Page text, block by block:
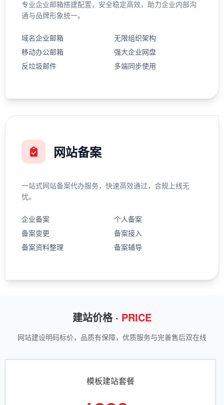
专业企业邮箱搭建配置，安全稳定高效，助力企业内部沟
通与品牌形象统一。
域名企业邮箱
无限组织架构
移动办公邮箱
强大企业网盘
反垃圾邮件
多端同步使用
网站备案
一站式网站备案代办服务，快速高效通过，合规上线无
忧。
企业备案
个人备案
备案变更
备案接入
备案资料整理
备案辅导
建站价格 · PRICE
网站建设明码标价，品质有保障，优质服务与完善售后双在线
模板建站套餐